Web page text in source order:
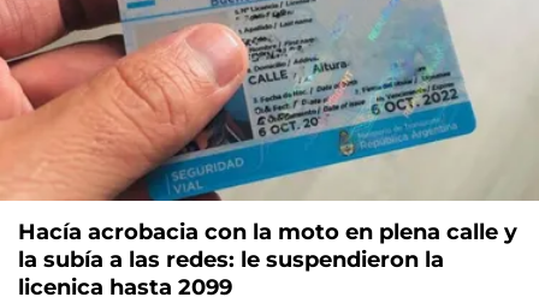
Hacía acrobacia con la moto en plena calle y
la subía a las redes: le suspendieron la
licenica hasta 2099